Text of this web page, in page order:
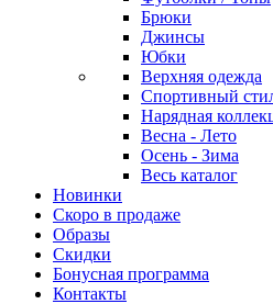
Брюки
Джинсы
Юбки
Верхняя одежда
Спортивный
Нарядная
Весна - Лето
Осень - Зима
Весь каталог
Новинки
Скоро в продаже
Образы
Скидки
Бонусная программа
Контакты